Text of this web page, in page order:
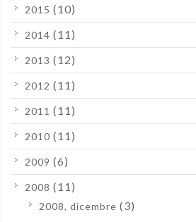
2015 (10)
2014 (11)
2013 (12)
2012 (11)
2011 (11)
2010 (11)
2009 (6)
2008 (11)
2008, dicembre (3)